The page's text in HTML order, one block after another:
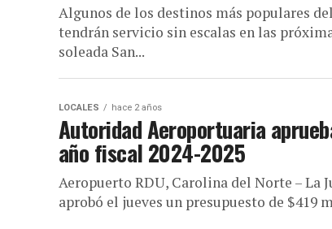
Algunos de los destinos más populares
tendrán servicio sin escalas en las
soleada San...
LOCALES hace 2 años
Autoridad Aeroportuaria
año fiscal 2024-2025
Aeropuerto RDU, Carolina del Norte – La
aprobó el jueves un presupuesto de $419